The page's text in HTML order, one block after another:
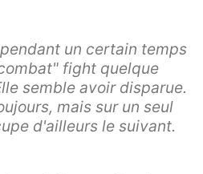
un certain temps
fight quelque
semble avoir disparue.
mais sur un seul
d'ailleurs le suivant.